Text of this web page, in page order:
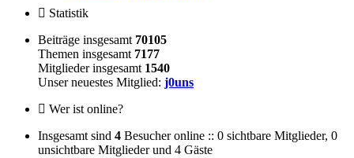
Statistik
Beiträge insgesamt 70105
Themen insgesamt 7177
Mitglieder insgesamt 1540
Unser neuestes Mitglied: j0uns
Wer ist online?
Insgesamt sind 4 Besucher online :: 0 sichtbare Mitglieder, 0
unsichtbare Mitglieder und 4 Gäste